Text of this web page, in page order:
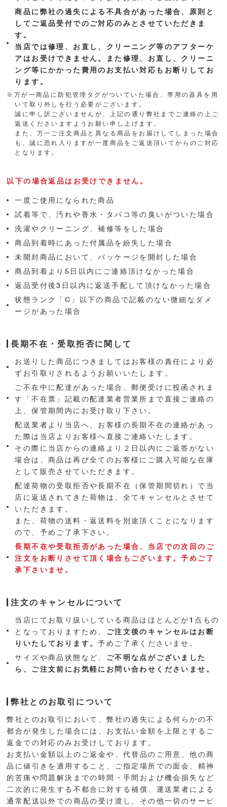
商品に弊社の過失による不具合があった場合、原則と
してご返品受付でのご対応のみとさせていただきま
す。
当店では修理、お直し、クリーニング等のアフターケ
アはお受けできません。また修理、お直し、クリーニ
ング等にかかった費用のお支払い対応もお断りしてお
ります。
※万が一商品に防犯管理タグがついていた場合、専用の器具を用
いて取り外しを行う必要がございます。
誠に申し訳ございませんが、上記の通り弊社までご連絡の上ご
返送くださいますようお願い申し上げます。
また、万一ご注文商品と異なる商品をお届けしてしまった場合
も、誠に恐れ入りますが一度商品をご返送頂いてからのご対応
となります。
以下の場合返品はお受けできません。
一度ご使用になられた商品
試着等で、汚れや香水・タバコ等の臭いがついた場合
洗濯やクリーニング、補修等をした場合
商品到着時にあった付属品を紛失した場合
未開封商品において、パッケージを開封した場合
商品到着より5日以内にご連絡頂けなかった場合
返品受付後3日以内に返送手配して頂けなかった場合
状態ランク「C」以下の商品で記載のない微細なダメ
ージがあった場合
長期不在・受取拒否に関して
お送りした商品につきましてはお客様の責任により必
ずお引取りされるようお願いいたします。
ご不在中に配達があった場合、郵便受けに投函されま
す「不在票」記載の配達業者営業所まで直接ご連絡の
上、保管期間内にお受け取り下さい。
配送業者より当店へ、お客様の長期不在の連絡があっ
た際は当店よりお客様へ直接ご連絡いたします。
その際に当店からの連絡より２日以内にご返答がない
場合は、商品は再び全てのお客様にご購入可能な在庫
として販売させていただきます。
配達荷物の受取拒否や長期不在（保管期間切れ）で当
店に返送されてきた荷物は、全てキャンセルとさせて
いただきます。
また、荷物の送料・返送料を別途頂くことになります
ので、予めご了承下さい。
長期不在や受取拒否があった場合、当店での次回のご
注文をお断りさせて頂く場合もございます。予めご了
承下さいませ。
注文のキャンセルについて
当店にてお取り扱いしている商品はほとんどが1点もの
となっておりますため、 ご注文後のキャンセルはお断
りいたしております。予めご了承くださいませ。
サイズや商品状態など、 ご不明な点がございました
ら、ご注文前にお気軽にお問い合わせくださいませ。
弊社とのお取引について
弊社とのお取引において、弊社の過失による何らかの不
都合が発生した場合には、お支払い金額を上限とするご
返金での対応のみお受けしております。
お支払い金額以上のご返金や、代替品のご用意、他の商
品に値引きを適用すること、ご指定場所での面会、精神
的苦痛や問題解決までの時間・手間および機会損失など
二次的に発生する不都合に対する補償、運送業者による
通常配送以外での商品の受け渡し、その他一切のサービ